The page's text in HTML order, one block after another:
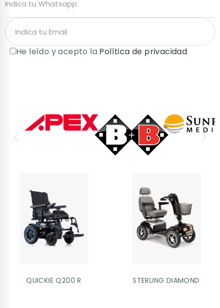
He leído y acepto la Política de privacidad
QUICKIE Q200 R STERLING DIAMOND